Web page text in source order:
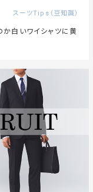
スーツTips（豆知識）
か白いワイシャツに黄